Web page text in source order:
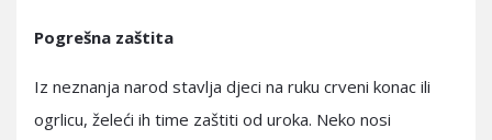
Pogrešna zaštita
Iz neznanja narod stavlja djeci na ruku crveni konac ili
ogrlicu, želeći ih time zaštiti od uroka. Neko nosi